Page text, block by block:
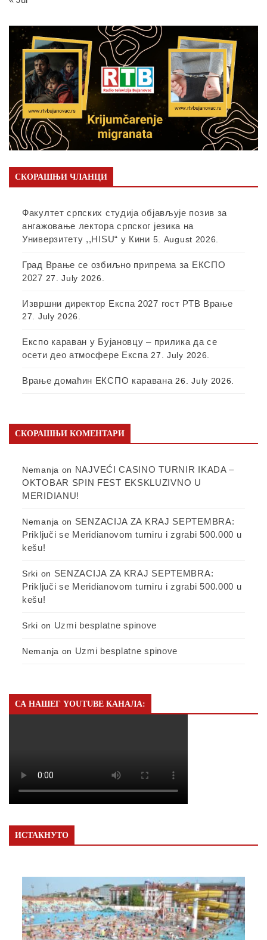
СКОРАШЊИ ЧЛАНЦИ
Факултет српских студија објављује позив за
ангажовање лектора српског језика на
Универзитету ,,HISU“ у Кини 5. August 2026.
Град Врање се озбиљно припрема за ЕКСПО
2027 27. July 2026.
Извршни директор Експа 2027 гост РТВ Врање
27. July 2026.
Експо караван у Бујановцу – прилика да се
осети део атмосфере Експа 27. July 2026.
Врање домаћин ЕКСПО каравана 26. July 2026.
СКОРАШЊИ КОМЕНТАРИ
Nemanja on NAJVEĆI CASINO TURNIR IKADA –
OKTOBAR SPIN FEST EKSKLUZIVNO U
MERIDIANU!
Nemanja on SENZACIJA ZA KRAJ SEPTEMBRA:
Priključi se Meridianovom turniru i zgrabi 500.000 u
kešu!
Srki on SENZACIJA ZA KRAJ SEPTEMBRA:
Priključi se Meridianovom turniru i zgrabi 500.000 u
kešu!
Srki on Uzmi besplatne spinove
Nemanja on Uzmi besplatne spinove
СА НАШЕГ YOUTUBE КАНАЛА:
ИСТАКНУТО